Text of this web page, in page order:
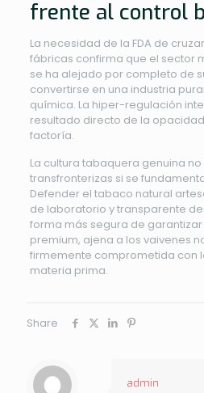
frente al control
La necesidad de la FDA de
fábricas confirma que el sector
se ha alejado por completo de
convertirse en una industria
química. La hiper-regulación
resultado directo de la
factoría.
La cultura tabaquera genuina
transfronterizas si se
Defender el tabaco natural
de laboratorio y transparente
forma más segura de
premium, ajena a los vaivenes
firmemente comprometida con
materia prima.
Share
admin